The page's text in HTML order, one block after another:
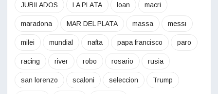
JUBILADOS LA PLATA loan macri
maradona MAR DEL PLATA massa messi
milei mundial nafta papa francisco paro
racing river robo rosario rusia
san lorenzo scaloni seleccion Trump